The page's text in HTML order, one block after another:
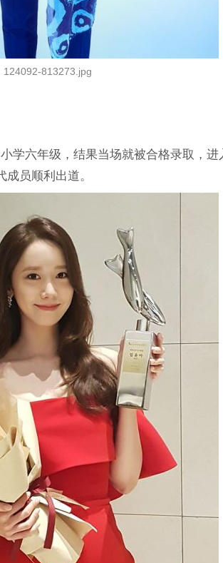
124092-813273.jpg
学六年级，结果当场就被合格录取，进
员顺利出道。